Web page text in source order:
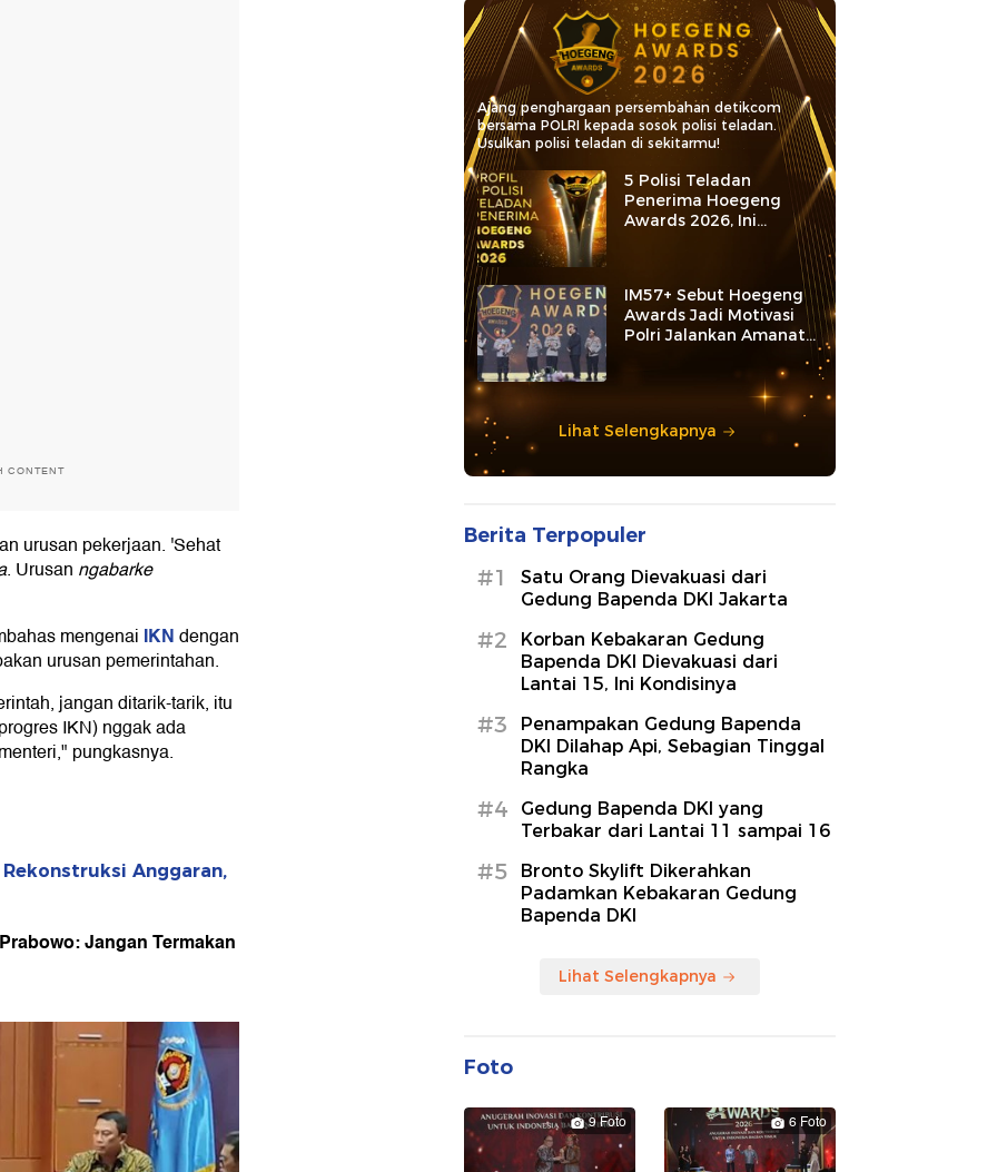
CONTENT
urusan pekerjaan. 'Sehat
. Urusan ngabarke
mengenai IKNdengan
urusan pemerintahan.
jangan ditarik-tarik, itu
IKN) nggak ada
pungkasnya.
Anggaran,
Jangan Termakan
Ajang penghargaan persembahan detikcom
bersama POLRI kepada sosok polisi teladan.
Usulkan polisi teladan di sekitarmu!
5 Polisi Teladan
Penerima Hoegeng
Awards 2026, Ini
Kategori dan Kiprahnya
IM57+ Sebut Hoegeng
Awards Jadi Motivasi
Polri Jalankan Amanat
Lihat Selengkapnya
Berita Terpopuler
#1
Satu Orang Dievakuasi dari
Gedung Bapenda DKI Jakarta
#2
Korban Kebakaran Gedung
Bapenda DKI Dievakuasi dari
Lantai 15, Ini Kondisinya
#3
Penampakan Gedung Bapenda
DKI Dilahap Api, Sebagian Tinggal
Rangka
#4
Gedung Bapenda DKI yang
Terbakar dari Lantai 11 sampai 16
#5
Bronto Skylift Dikerahkan
Padamkan Kebakaran Gedung
Bapenda DKI
Lihat Selengkapnya
Foto
9 Foto 6 Foto